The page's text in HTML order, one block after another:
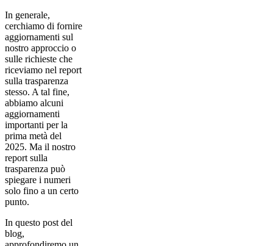
In generale,
cerchiamo di fornire
aggiornamenti sul
nostro approccio o
sulle richieste che
riceviamo nel report
sulla trasparenza
stesso. A tal fine,
abbiamo alcuni
aggiornamenti
importanti per la
prima metà del
2025. Ma il nostro
report sulla
trasparenza può
spiegare i numeri
solo fino a un certo
punto.
In questo post del
blog,